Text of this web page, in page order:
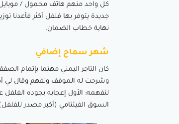
كل واحد منهم هاتف محمول / موبايل
نهاية خطاب الضمان.
شهر سماح إضافي
كان التاجر اليمني مهتما بإتمام
وشرحت له الموقف وتفهم وقال لي
لتفهمه: الأول إعجابه بجوده
السوق الفيتنامي (أكبر مصدر للفلفل)